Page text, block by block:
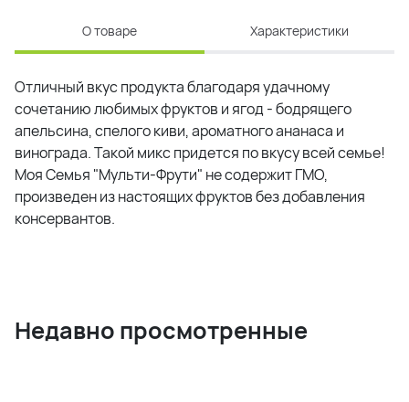
О товаре Характеристики
Отличный вкус продукта благодаря удачному
сочетанию любимых фруктов и ягод - бодрящего
апельсина, спелого киви, ароматного ананаса и
винограда. Такой микс придется по вкусу всей семье!
Моя Семья "Мульти-Фрути" не содержит ГМО,
произведен из настоящих фруктов без добавления
консервантов.
Недавно просмотренные